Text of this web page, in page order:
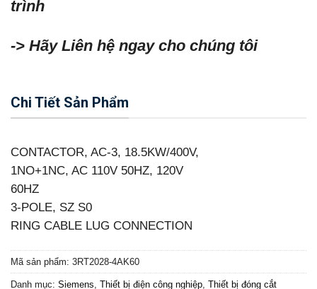
trình
-> Hãy Liên hệ ngay cho chúng tôi
Chi Tiết Sản Phẩm
CONTACTOR, AC-3, 18.5KW/400V,
1NO+1NC, AC 110V 50HZ, 120V
60HZ
3-POLE, SZ S0
RING CABLE LUG CONNECTION
Mã sản phẩm: 3RT2028-4AK60
Danh mục: Siemens, Thiết bị điện công nghiệp, Thiết bị đóng cắt